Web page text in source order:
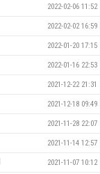
2022-02-06 11:52
2022-02-02 16:59
2022-01-20 17:15
2022-01-16 22:53
2021-12-22 21:31
2021-12-18 09:49
2021-11-28 22:07
2021-11-14 12:57
2021-11-07 10:12